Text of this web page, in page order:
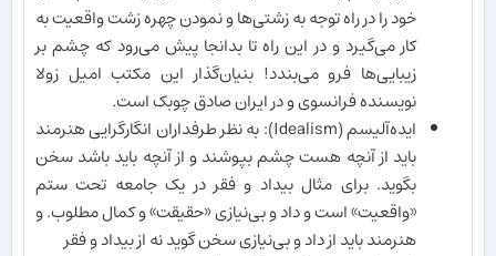
خود را در راه توجه به زشتی‌ها و نمودن چهره زشت واقعیت به
کار می‌گیرد و در این راه تا بدانجا پیش می‌رود که چشم بر
زیبایی‌ها فرو می‌بندد! بنیان‌گذار این مکتب امیل زولا
نویسنده فرانسوی و در ایران صادق چوبک است.
ایده‌آلیسم (Idealism): به نظر طرفداران انگارگرایی هنرمند
باید از آنچه هست چشم بپوشند و از آنچه باید باشد سخن
بگوید. برای مثال بیداد و فقر در یک جامعه تحت ستم
«واقعیت» است و داد و بی‌نیازی «حقیقت» و کمال مطلوب. و
هنرمند باید از داد و بی‌نیازی سخن گوید نه از بیداد و فقر